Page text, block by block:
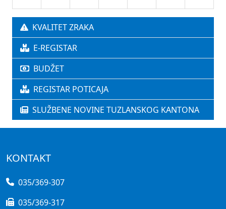
KVALITET ZRAKA
E-REGISTAR
BUDŽET
REGISTAR POTICAJA
SLUŽBENE NOVINE TUZLANSKOG KANTONA
KONTAKT
035/369-307
035/369-317